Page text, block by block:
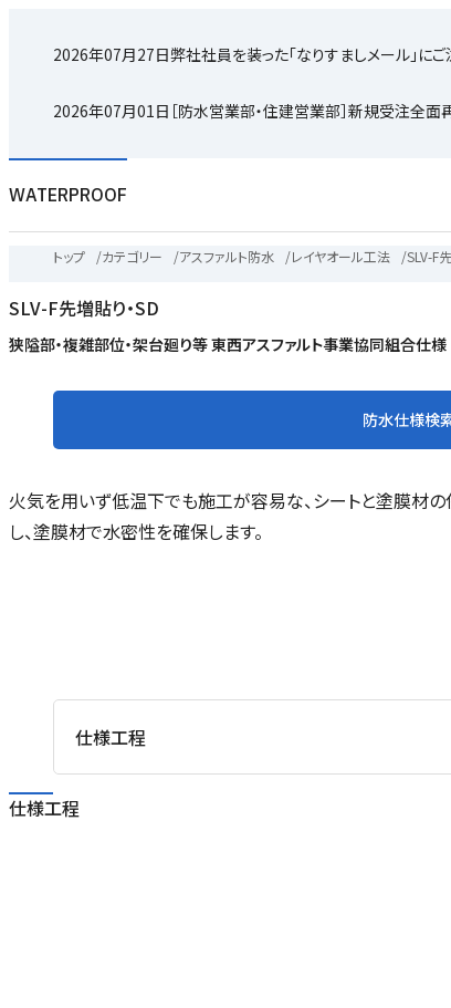
2026年07月27日弊社社員を装った「なりすましメール」に
2026年07月01日 ［防水営業部・住建営業部］新規受注全面
WATERPROOF
トップ /カテゴリー /アスファルト防水 /レイヤオール工法 /SLV-F
SLV-F先増貼り・SD
狭隘部・複雑部位・架台廻り等 東西アスファルト事業協同組合仕様
防水仕様検
火気を用いず低温下でも施工が容易な、シートと塗膜材
し、塗膜材で水密性を確保します。
仕様工程
仕様工程